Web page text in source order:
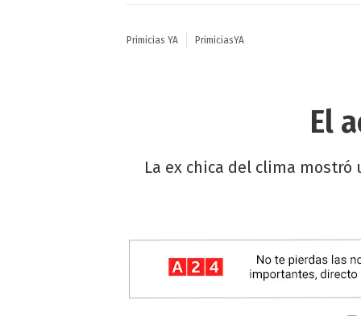
Primicias YA PrimiciasYA
El
La ex chica del clima